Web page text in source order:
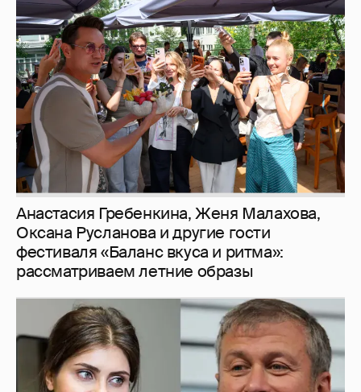
Анастасия Гребенкина, Женя Малахова,
Оксана Русланова и другие гости
фестиваля «Баланс вкуса и ритма»:
рассматриваем летние образы
И снова невеста 357